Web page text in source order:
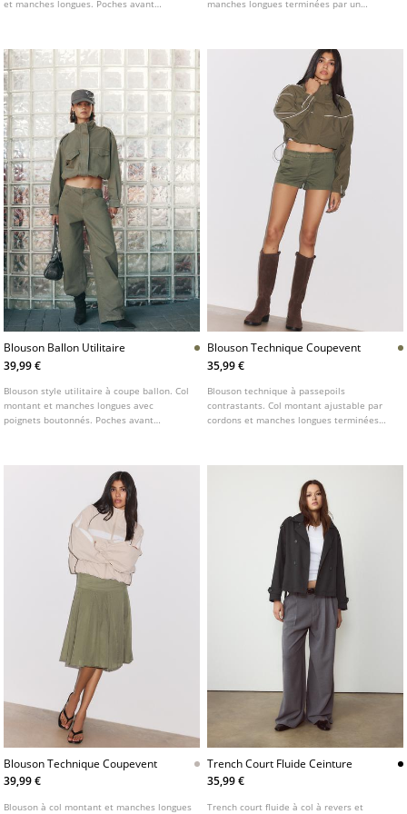
et manches longues. Poches avant
fourrure contrastant.
manches longues terminées par un
crochet métallique et boutons décoratifs
Blouson Ballon Utilitaire
39,99 €
Blouson style utilitaire à coupe ballon. Col
montant et manches longues avec
poignets boutonnés. Poches avant
pattes aux épaules et bas élastique.
Blouson Technique Coupevent
35,99 €
Blouson technique à passepoils
contrastants. Col montant ajustable par
cordons et manches longues terminées
boutonnage. Poches avant. Disponible en
Blouson Technique Coupevent
39,99 €
Blouson à col montant et manches longues
Trench Court Fluide Ceinture
35,99 €
Trench court fluide à col à revers et